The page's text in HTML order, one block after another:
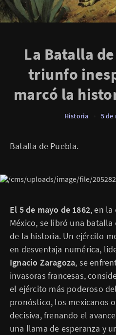
La Batalla
triunfo
marcó la
Historia 5 de
Batalla de Puebla.
El 5 de mayo de 1862, en la
México, se libró una batalla
de la historia. Un ejército
en desventaja numérica,
Ignacio Zaragoza, se
invasoras francesas,
el ejército más poderoso
pronóstico, los mexicanos
decisiva, frenando el
una llama de esperanza y